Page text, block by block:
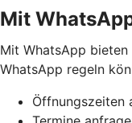
Mit
Mit WhatsApp
WhatsApp regeln
Öffnungszeiten